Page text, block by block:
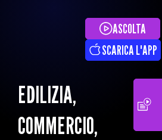
ASCOLTA
SCARICA L'APP
EDILIZIA,
COMMERCIO,